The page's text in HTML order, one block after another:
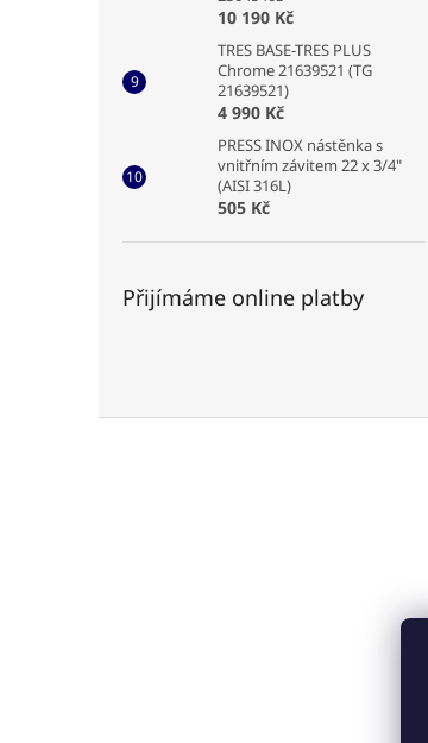
10 190 Kč
TRES BASE-TRES PLUS
Chrome 21639521 (TG
21639521)
4 990 Kč
PRESS INOX nástěnka s
vnitřním závitem 22 x 3/4"
(AISI 316L)
505 Kč
Přijímáme online platby